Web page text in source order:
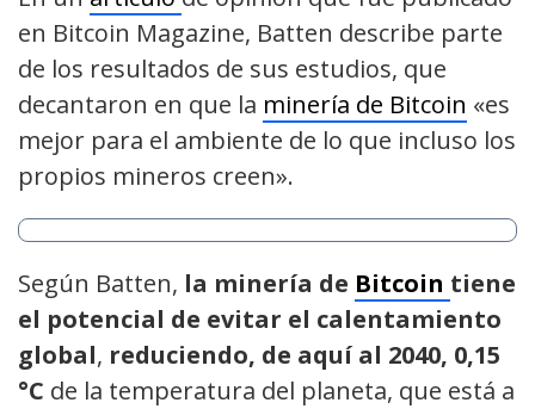
en Bitcoin Magazine, Batten describe parte
de los resultados de sus estudios, que
decantaron en que la minería de Bitcoin «es
mejor para el ambiente de lo que incluso los
propios mineros creen».
Según Batten, la minería de Bitcoin tiene
el potencial de evitar el calentamiento
global, reduciendo, de aquí al 2040, 0,15
°C de la temperatura del planeta, que está a